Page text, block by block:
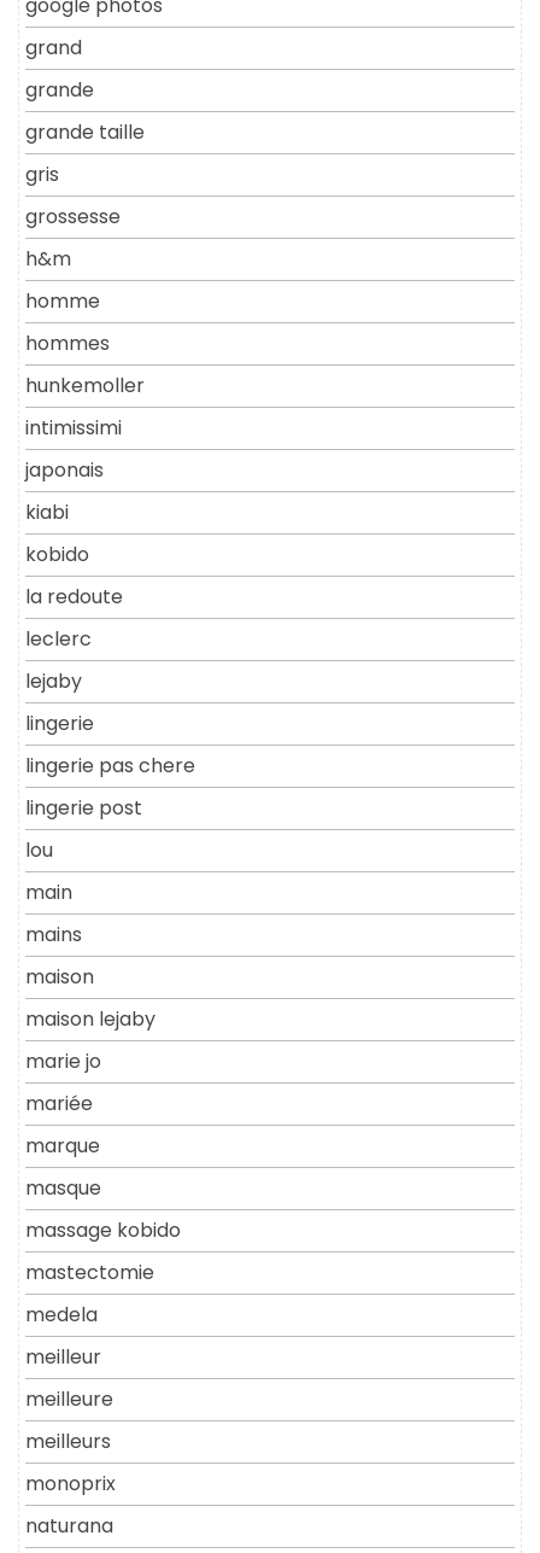
google photos
grand
grande
grande taille
gris
grossesse
h&m
homme
hommes
hunkemoller
intimissimi
japonais
kiabi
kobido
la redoute
leclerc
lejaby
lingerie
lingerie pas chere
lingerie post
lou
main
mains
maison
maison lejaby
marie jo
mariée
marque
masque
massage kobido
mastectomie
medela
meilleur
meilleure
meilleurs
monoprix
naturana